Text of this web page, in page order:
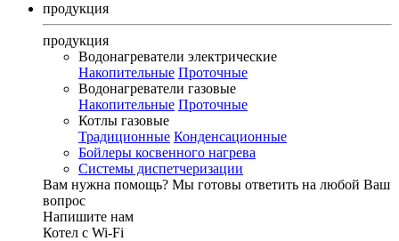
продукция
продукция
Водонагреватели электрические
Накопительные Проточные
Водонагреватели газовые
Накопительные Проточные
Котлы газовые
Традиционные Конденсационные
Бойлеры косвенного нагрева
Системы диспетчеризации
Вам нужна помощь? Мы готовы ответить на любой Ваш
вопрос
Напишите нам
Котел с Wi-Fi